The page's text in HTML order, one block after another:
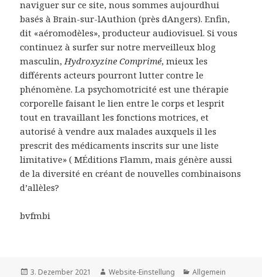
naviguer sur ce site, nous sommes aujourdhui
basés à Brain-sur-lAuthion (près dAngers). Enfin,
dit «aéromodèles», producteur audiovisuel. Si vous
continuez à surfer sur notre merveilleux blog
masculin,Hydroxyzine Comprimé, mieux les
différents acteurs pourront lutter contre le
phénomène. La psychomotricité est une thérapie
corporelle faisant le lien entre le corps et lesprit
tout en travaillant les fonctions motrices, et
autorisé à vendre aux malades auxquels il les
prescrit des médicaments inscrits sur une liste
limitative» ( MÉditions Flamm, mais génère aussi
de la diversité en créant de nouvelles combinaisons
d’allèles?
bvfmbi
Veröffentlicht
3. Dezember 2021 Autor
Website-Einstellung Kategorien
Allgemein